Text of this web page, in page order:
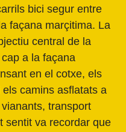
bici segur entre
façana marçitima. La
central de la
a la façana
en el cotxe, els
camins asflatats a
transport
sentit va recordar que